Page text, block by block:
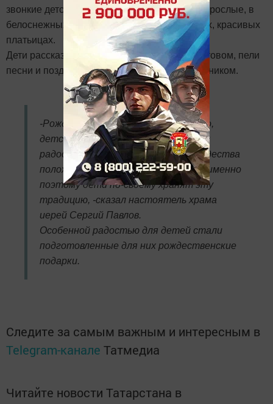
звонкие детские голоса. Все мальчики, как взрослые, в
белоснежных рубашках, а девочки в пышных, красивых
платьицах.
Дети рассказывали стихи о Рождестве Христовом, пели
песни и поздравляли всех со светлым праздником.
-Рождество Христово, прежде всего,
детский праздник. Это время чуда и
радости. Начало празднования Рождества
положил ребенок - Богомладенец, и именно
поэтому дети по-своему хранят эту
традицию, -сказал настоятель храма
иерей Сергий Павлов.
Особенной радостью для детей стали
подготовленные для них рождественские
подарки.
Следите за самым важным и интересным в
Telegram-канале Татмедиа
Читайте новости Татарстана в